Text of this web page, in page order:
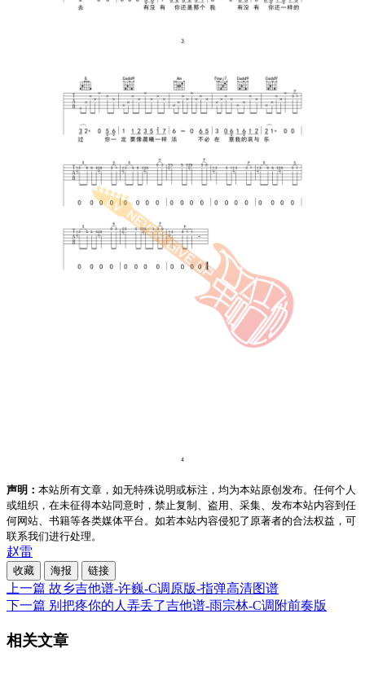
声明： 本站所有文章，如无特殊说明或标注，均为本站原创发布。任何个人
或组织，在未征得本站同意时，禁止复制、盗用、采集、发布本站内容到任
何网站、书籍等各类媒体平台。如若本站内容侵犯了原著者的合法权益，可
联系我们进行处理。
赵雷
收藏 海报 链接
上一篇 故乡吉他谱-许巍-C调原版-指弹高清图谱
下一篇 别把疼你的人弄丢了吉他谱-雨宗林-C调附前奏版
相关文章